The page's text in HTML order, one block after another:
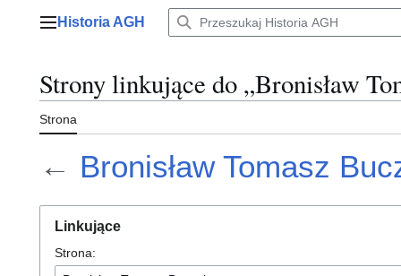
Menu główne
Historia AGH
Strony linkujące do „Bronisław
Strona
← Bronisław Tomasz
Linkujące
Strona: